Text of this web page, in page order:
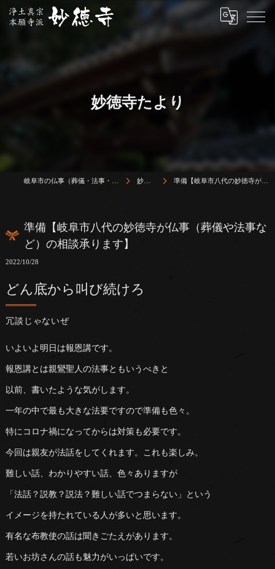
妙徳寺たより
妙徳寺たより 準備【岐阜市八代の妙徳寺が仏事（葬儀や法事など）の相談承ります】
準備【岐阜市八代の妙徳寺が仏事（葬儀や法事な
ど）の相談承ります】
2022/10/28
冗談じゃないぜ
どん底から叫び続けろ
いよいよ明日は報恩講です。
報恩講とは親鸞聖人の法事ともいうべきと
以前、書いたような気がします。
一年の中で最も大きな法要ですので準備も色々。
特にコロナ禍になってからは対策も必要です。
今回は親友が法話をしてくれます。これも楽しみ。
難しい話、わかりやすい話、色々ありますが
「法話？説教？説法？難しい話でつまらない」という
イメージを持たれている人が多いと思います。
有名な布教使の話は聞きごたえがあります。
若いお坊さんの話も魅力がいっぱいです。